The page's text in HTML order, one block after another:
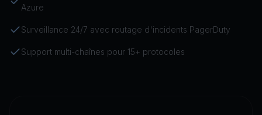
Azure
Surveillance 24/7 avec routage d'incidents PagerDuty
Support multi-chaînes pour 15+ protocoles